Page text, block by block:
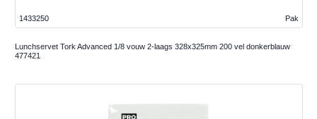
Pak
1433250
Lunchservet Tork Advanced 1/8 vouw 2-laags 328x325mm 200 vel donkerblauw
477421